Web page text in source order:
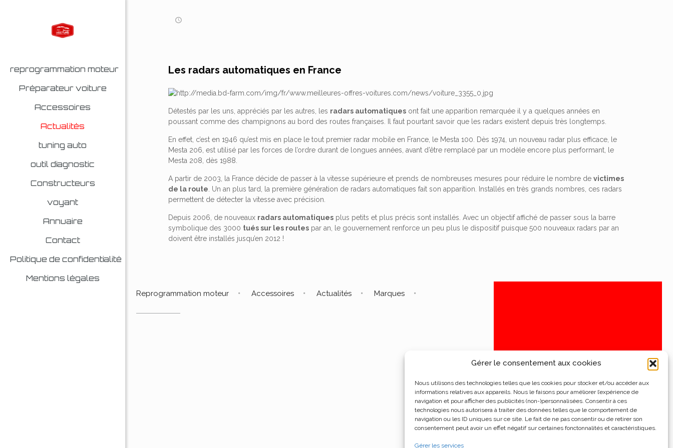
Gérer le consentement aux cookies
Nous utilisons des technologies telles que les cookies pour stocker et/ou accéder aux
informations relatives aux appareils. Nous le faisons pour améliorer l’expérience de
navigation et pour afficher des publicités (non-)personnalisées. Consentir à ces
technologies nous autorisera à traiter des données telles que le comportement de
navigation ou les ID uniques sur ce site. Le fait de ne pas consentir ou de retirer son
consentement peut avoir un effet négatif sur certaines fonctonnalités et caractéristiques.
Gérer les services
reprogrammation moteur
Préparateur voiture
Accessoires
Actualités
tuning auto
outil diagnostic
Constructeurs
voyant
Annuaire
Contact
Politique de confidentialité
Mentions légales
Les radars automatiques en France
Détestés par les uns, appréciés par les autres, les radars automatiques ont fait une apparition remarquée il y a quelques années en
poussant comme des champignons au bord des routes françaises. Il faut pourtant savoir que les radars existent depuis très longtemps.
En effet, c’est en 1946 qu’est mis en place le tout premier radar mobile en France, le Mesta 100. Dès 1974, un nouveau radar plus efficace, le
Mesta 206, est utilisé par les forces de l’ordre durant de longues années, avant d’être remplacé par un modèle encore plus performant, le
Mesta 208, dès 1988.
A partir de 2003, la France décide de passer à la vitesse supérieure et prends de nombreuses mesures pour réduire le nombre devictimes
de la route . Un an plus tard, la première génération de radars automatiques fait son apparition. Installés en très grands nombres, ces radars
permettent de détecter la vitesse avec précision.
Depuis 2006, de nouveaux radars automatiques plus petits et plus précis sont installés. Avec un objectif affiché de passer sous la barre
symbolique des 3000 tués sur les routes par an, le gouvernement renforce un peu plus le dispositif puisque 500 nouveaux radars par an
doivent être installés jusqu’en 2012 !
Reprogrammation moteur Accessoires Actualités Marques